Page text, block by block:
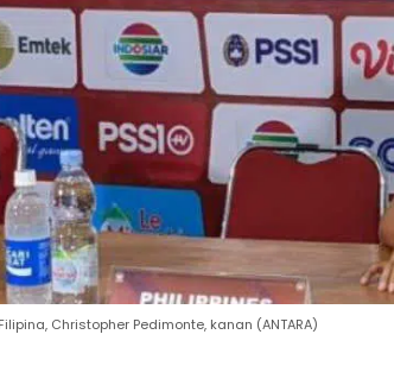
Christopher Pedimonte, kanan (ANTARA)